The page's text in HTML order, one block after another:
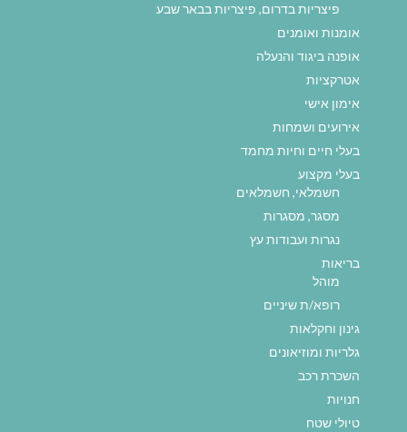
פיצריות בדרום, פיצריות בבאר שבע
אומנות ואומנים
אופנה ביגוד והנעלה
אטרקציות
אימון אישי
אירועים ושמחות
בעלי חיים וחיות מחמד
בעלי מקצוע
חשמלאי, חשמלאים
מסגר, מסגרות
נגרות ועבודות עץ
בריאות
מוהל
רופא/ת שיניים
גינון וחקלאות
גלריות ומוזיאונים
השכרת רכב
חנויות
טיולי שטח